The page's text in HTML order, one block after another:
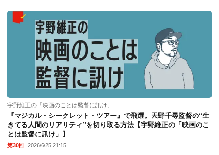
宇野維正の「映画のことは監督に訊け」
『マジカル・シークレット・ツアー』で飛躍。天野千尋監督の“生
きてる人間のリアリティ”を切り取る方法【宇野維正の「映画のこ
とは監督に訊け」】
第30回 2026/6/25 21:15